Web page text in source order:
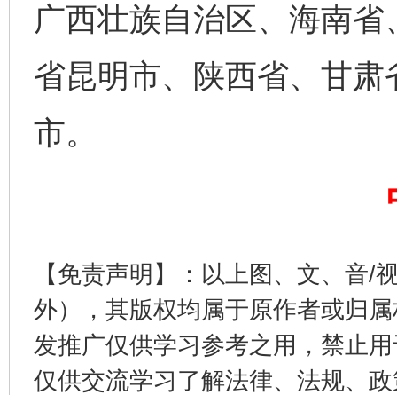
广西壮族自治区、海南
省昆明市、陕西省、甘
市。
【免责声明】：以上图、文、音/
外），其版权均属于原作者或归
发推广仅供学习参考之用，禁止
仅供交流学习了解法律、法规、
完善运行机制助力责任有效落实
东山县通报“牛蛙产品抗生素超标问题” 法